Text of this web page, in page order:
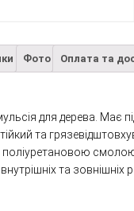
Фото Оплата та
для дерева. Має
та
та зовнішніх